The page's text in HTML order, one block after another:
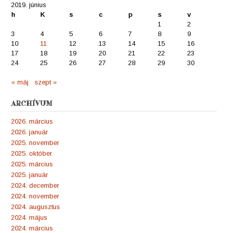
2019. június
h
K s c p s
v
1
2
3
4 5 6 7 8
9
10
11 12 13 14 15
16
17
18 19 20 21 22
23
24
25 26 27 28 29 30
« máj szept »
ARCHÍVUM
2026. március
2026. január
2025. november
2025. október
2025. március
2025. január
2024. december
2024. november
2024. augusztus
2024. május
2024. március